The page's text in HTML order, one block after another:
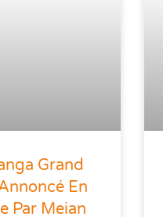
Grand
En
Par Meian